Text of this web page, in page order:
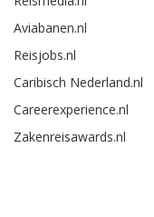
Aviabanen.nl
Reisjobs.nl
Caribisch Nederland.nl
Careerexperience.nl
Zakenreisawards.nl